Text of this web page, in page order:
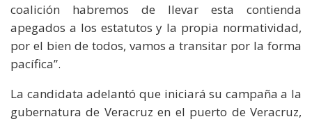
coalición habremos de llevar esta contienda
apegados a los estatutos y la propia normatividad,
por el bien de todos, vamos a transitar por la forma
pacífica”.
La candidata adelantó que iniciará su campaña a la
gubernatura de Veracruz en el puerto de Veracruz,